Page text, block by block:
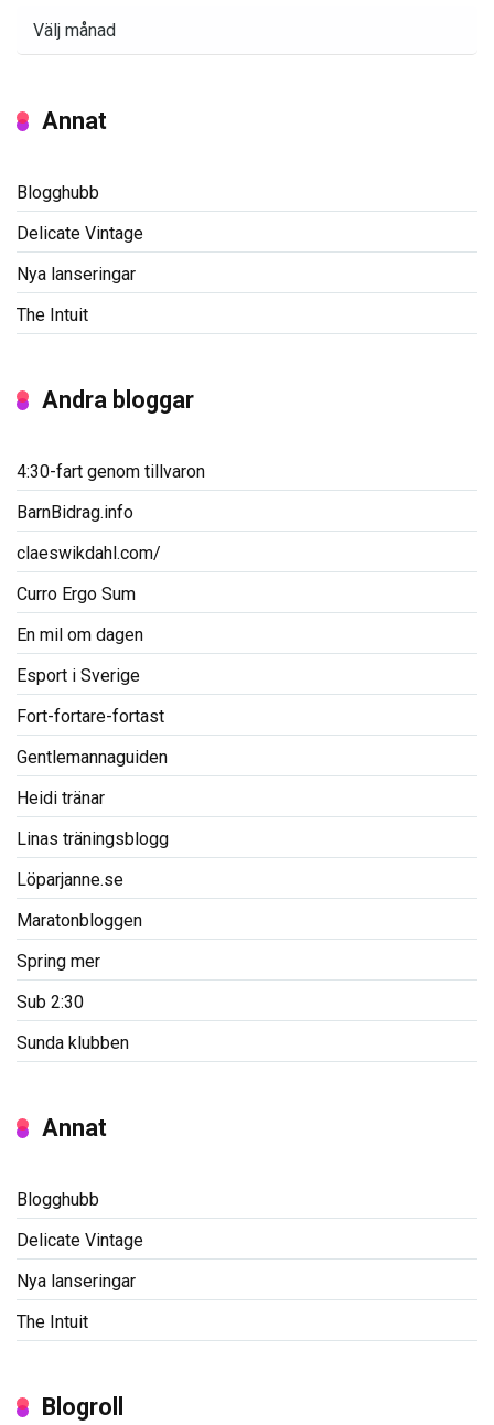
Annat
Blogghubb
Delicate Vintage
Nya lanseringar
The Intuit
Andra bloggar
4:30-fart genom tillvaron
BarnBidrag.info
claeswikdahl.com/
Curro Ergo Sum
En mil om dagen
Esport i Sverige
Fort-fortare-fortast
Gentlemannaguiden
Heidi tränar
Linas träningsblogg
Löparjanne.se
Maratonbloggen
Spring mer
Sub 2:30
Sunda klubben
Annat
Blogghubb
Delicate Vintage
Nya lanseringar
The Intuit
Blogroll